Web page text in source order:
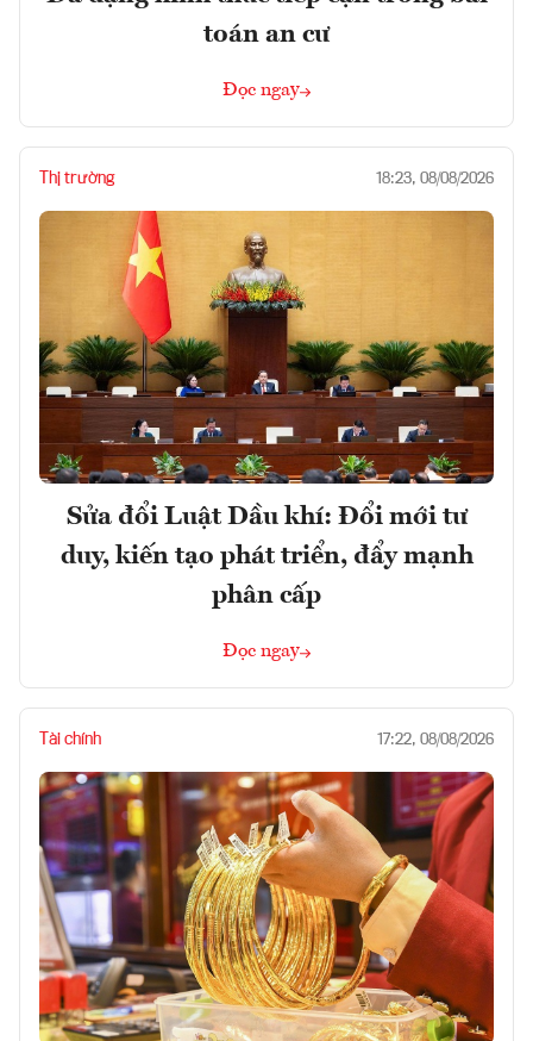
toán an cư
Đọc ngay
Thị trường 18:23, 08/08/2026
Sửa đổi Luật Dầu khí: Đổi mới tư
duy, kiến tạo phát triển, đẩy mạnh
phân cấp
Đọc ngay
Tài chính 17:22, 08/08/2026